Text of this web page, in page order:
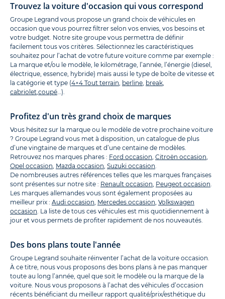
Trouvez la voiture d'occasion qui vous correspond
Groupe Legrand vous propose un grand choix de véhicules en
occasion que vous pourrez filtrer selon vos envies, vos besoins et
votre budget. Notre site groupe vous permettra de définir
facilement tous vos critères. Sélectionnez les caractéristiques
souhaitez pour l’achat de votre future voiture comme par exemple :
La marque et/ou le modèle, le kilométrage, l’année, l’énergie (diesel,
électrique, essence, hybride) mais aussi le type de boîte de vitesse et
la catégorie et type (4×4 Tout terrain, berline, break,
cabriolet,coupé…).
Profitez d'un très grand choix de marques
Vous hésitez sur la marque ou le modèle de votre prochaine voiture
? Groupe Legrand vous met à disposition, un catalogue de plus
d’une vingtaine de marques et d’une centaine de modèles.
Retrouvez nos marques phares : Ford occasion, Citroën occasion,
Opel occasion, Mazda occasion, Suzuki occasion.
De nombreuses autres références telles que les marques françaises
sont présentes sur notre site : Renault occasion, Peugeot occasion.
Les marques allemandes vous sont également proposées au
meilleur prix : Audi occasion, Mercedes occasion, Volkswagen
occasion. La liste de tous ces véhicules est mis quotidiennement à
jour et vous permets de profiter rapidement de nos nouveautés.
Des bons plans toute l'année
Groupe Legrand souhaite réinventer l’achat de la voiture occasion.
À ce titre, nous vous proposons des bons plans à ne pas manquer
toute au long l’année, quel que soit le modèle ou la marque de la
voiture. Nous vous proposons à l’achat des véhicules d’occasion
récents bénéficiant du meilleur rapport qualité/prix/esthétique du